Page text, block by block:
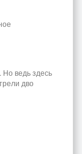
Но ведь здесь
дво